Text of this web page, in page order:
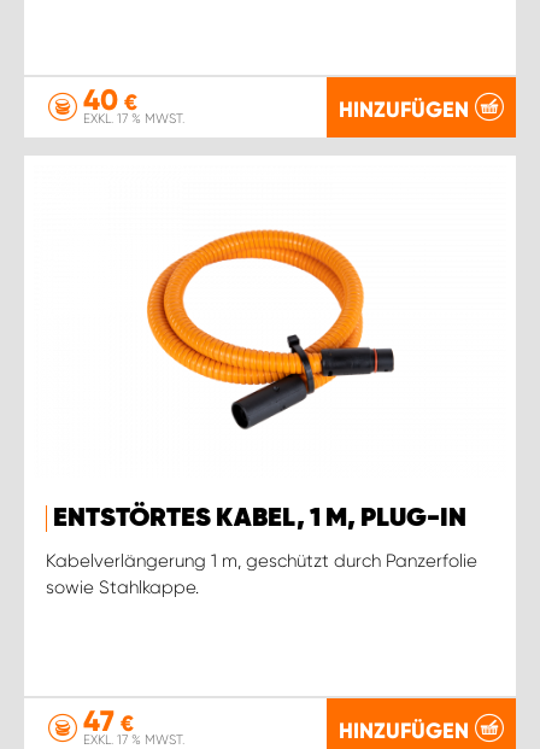
40 €
EXKL. 17 % MWST. HINZUFÜGEN
ENTSTÖRTES KABEL, 1 M, PLUG-IN
Kabelverlängerung 1 m, geschützt durch Panzerfolie
sowie Stahlkappe.
47 €
EXKL. 17 % MWST. HINZUFÜGEN